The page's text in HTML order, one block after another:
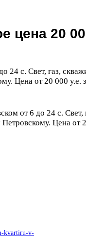
цена 20
24 с. Свет, газ,
Цена от 20 000 у.е.
от 6 до 24 с. Свет,
Цена от